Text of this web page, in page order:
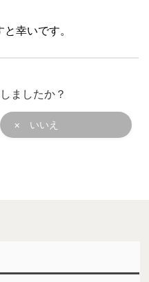
幸いです。
ましたか？
× いいえ